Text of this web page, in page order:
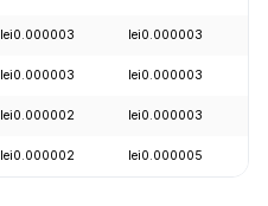
lei0.000003 lei0.000003
lei0.000003 lei0.000003
lei0.000002 lei0.000003
lei0.000002 lei0.000005